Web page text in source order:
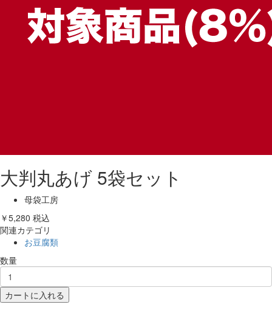
大判丸あげ 5袋セット
母袋工房
￥5,280 税込
関連カテゴリ
お豆腐類
数量
カートに入れる